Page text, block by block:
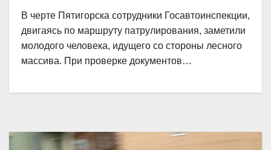
В черте Пятигорска сотрудники Госавтоинспекции,
двигаясь по маршруту патрулирования, заметили
молодого человека, идущего со стороны лесного
массива. При проверке документов…